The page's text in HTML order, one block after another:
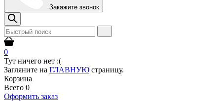
Закажите звонок
0
Тут ничего нет :(
Загляните на ГЛАВНУЮ страницу.
Корзина
Всего 0
Оформить заказ